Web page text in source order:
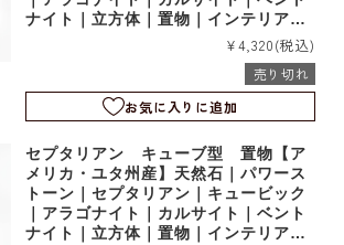
ナイト｜立方体｜置物｜インテリア｜t
¥4,320(税込)
売り切れ
お気に入りに追加
セプタリアン キューブ型 置物【ア
メリカ・ユタ州産】天然石｜パワース
トーン｜セプタリアン｜キュービック
｜アラゴナイト｜カルサイト｜ベント
ナイト｜立方体｜置物｜インテリア｜t